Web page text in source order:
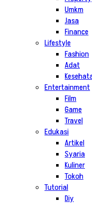
Umkm
Jasa
Finance
Lifestyle
Fashion
Adat
Entertainment
Film
Game
Travel
Edukasi
Artikel
Syaria
Kuliner
Tokoh
Tutorial
Diy